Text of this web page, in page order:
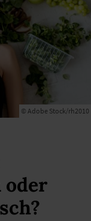
© Adobe Stock/rh2010
oder